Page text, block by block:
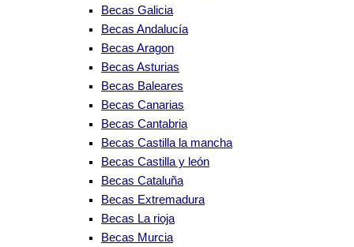
Becas Galicia
Becas Andalucía
Becas Aragon
Becas Asturias
Becas Baleares
Becas Canarias
Becas Cantabria
Becas Castilla la mancha
Becas Castilla y león
Becas Cataluña
Becas Extremadura
Becas La rioja
Becas Murcia